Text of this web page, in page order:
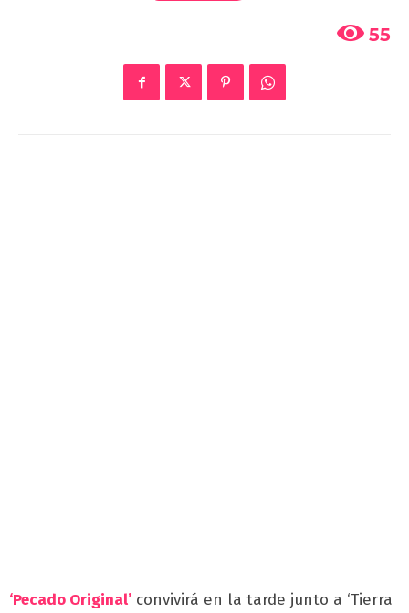
55
‘Pecado Original’ convivirá en la tarde junto a ‘Tierra